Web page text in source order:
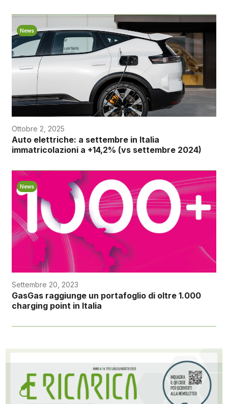
News
Ottobre 2, 2025
Auto elettriche: a settembre in Italia
immatricolazioni a +14,2% (vs settembre 2024)
News
Settembre 20, 2023
GasGas raggiunge un portafoglio di oltre 1.000
charging point in Italia